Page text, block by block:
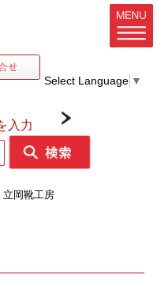
Select Language ▼
入力
立岡靴工房